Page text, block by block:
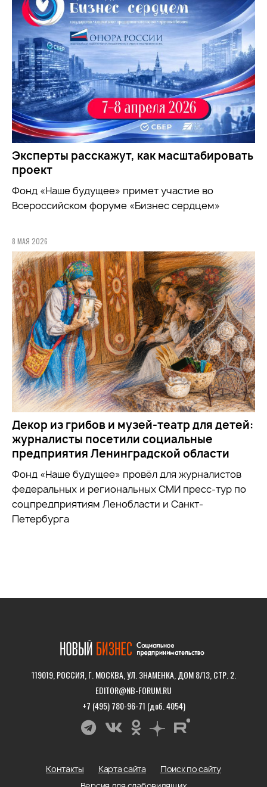
Эксперты расскажут, как масштабировать
проект
Фонд «Наше будущее» примет участие во
Всероссийском форуме «Бизнес сердцем»
8 МАЯ 2026
Декор из грибов и музей-театр для детей:
журналисты посетили социальные
предприятия Ленинградской области
Фонд «Наше будущее» провёл для журналистов
федеральных и региональных СМИ пресс-тур по
соцпредприятиям Ленобласти и Санкт-
Петербурга
119019, РОССИЯ, Г. МОСКВА, УЛ. ЗНАМЕНКА, ДОМ 8/13, СТР. 2.
EDITOR@NB-FORUM.RU
+7 (495) 780-96-71 (доб. 4054)
Контакты Карта сайта
Поиск по сайту